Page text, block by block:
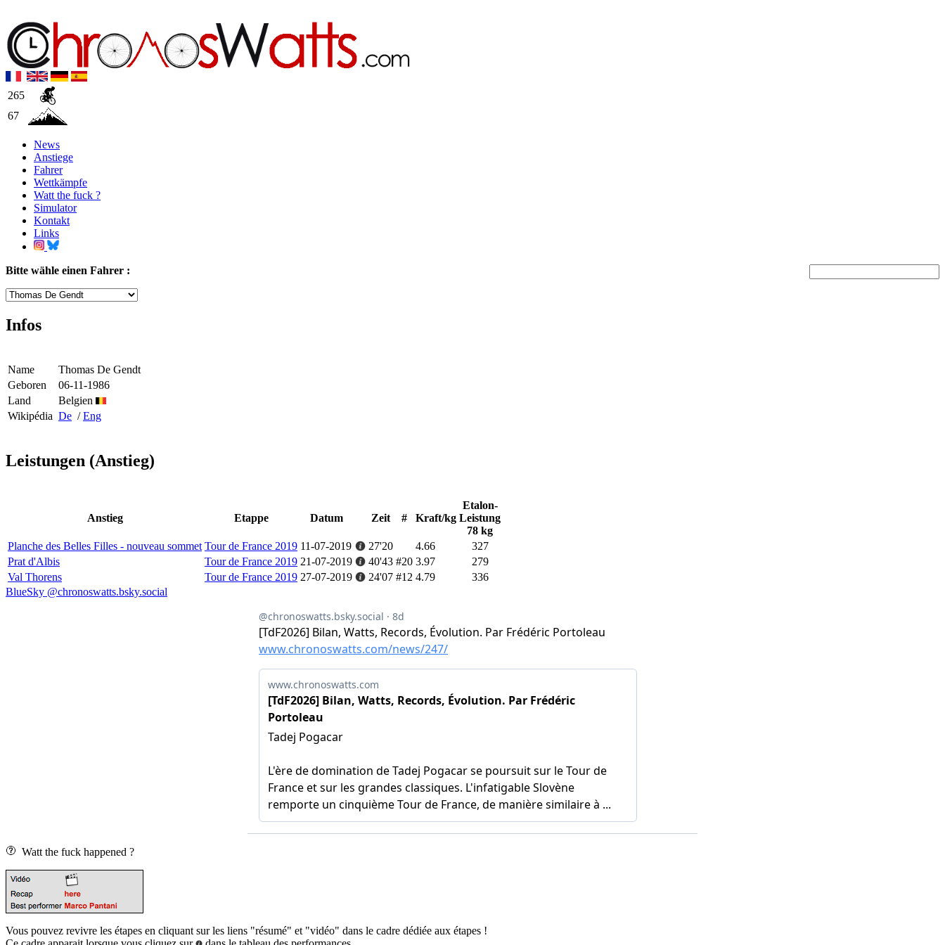
265
67
News
Anstiege
Fahrer
Wettkämpfe
Watt the fuck ?
Simulator
Kontakt
Links
Bitte wähle einen Fahrer :
Infos
Name
Thomas De Gendt
Geboren
06-11-1986
Land
Belgien
Wikipédia De /Eng
Leistungen (Anstieg)
Anstieg Etappe Datum Zeit # Kraft/kg
Etalon-
Leistung
78 kg
Planche des Belles Filles - nouveau sommet Tour de France 2019 11-07-2019 27'20 4.66
327
Prat d'Albis
Tour de France 2019 21-07-2019 40'43 #20 3.97
279
Val Thorens
Tour de France 2019 27-07-2019 24'07 #12 4.79
336
BlueSky @chronoswatts.bsky.social
Watt the fuck happened ?
Vous pouvez revivre les étapes en cliquant sur les liens "résumé" et "vidéo" dans le cadre dédiée aux étapes !